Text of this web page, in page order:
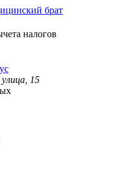
брат
налогов
15